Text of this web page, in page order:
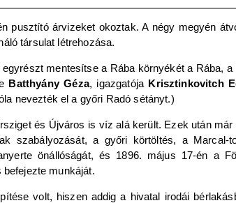
árvizeket okoztak. A négy megyén
társulat létrehozása.
mentesítse a Rába környékét a Rába,
Batthyány Géza, igazgatója Krisztinkovitch
nevezték el a győri Radó sétányt.)
és Újváros is víz alá került. Ezek után már
szabályozását, a győri körtöltés, a Marcal-
önállóságát, és 1896. május 17-én a
munkáját.
volt, hiszen addig a hivatal irodái